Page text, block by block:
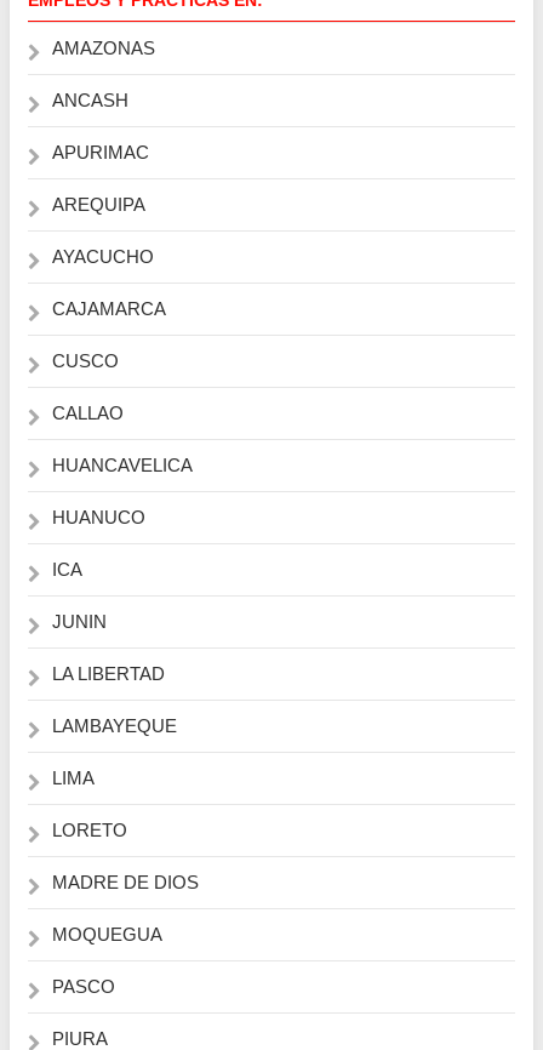
AMAZONAS
ANCASH
APURIMAC
AREQUIPA
AYACUCHO
CAJAMARCA
CUSCO
CALLAO
HUANCAVELICA
HUANUCO
ICA
JUNIN
LA LIBERTAD
LAMBAYEQUE
LIMA
LORETO
MADRE DE DIOS
MOQUEGUA
PASCO
PIURA